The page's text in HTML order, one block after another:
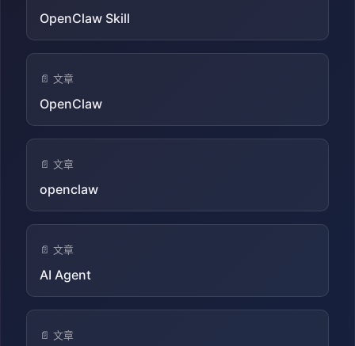
OpenClaw Skill
📄 文章
OpenClaw
📄 文章
openclaw
📄 文章
AI Agent
📄 文章